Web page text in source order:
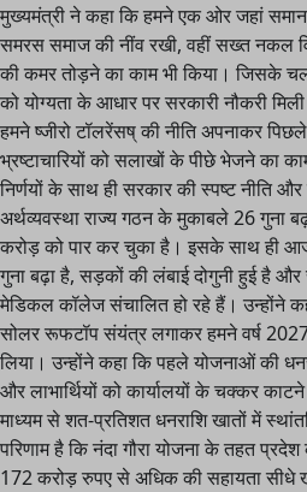
मुख्यमंत्री ने कहा कि हमने एक ओर जहां
समरस समाज की नींव रखी, वहीं सख्त नकल
की कमर तोड़ने का काम भी किया। जिसके
को योग्यता के आधार पर सरकारी नौकरी
हमने ष्जीरो टॉलरेंसष् की नीति अपनाकर
भ्रष्टाचारियों को सलाखों के पीछे भेजने का
निर्णयों के साथ ही सरकार की स्पष्ट नीति
अर्थव्यवस्था राज्य गठन के मुकाबले 26 गुना
करोड़ को पार कर चुका है। इसके साथ ही आज
गुना बढ़ा है, सड़कों की लंबाई दोगुनी हुई है
मेडिकल कॉलेज संचालित हो रहे हैं। उन्होंने
सोलर रूफटॉप संयंत्र लगाकर हमने वर्ष
लिया। उन्होंने कहा कि पहले योजनाओं की
और लाभार्थियों को कार्यालयों के चक्कर
माध्यम से शत-प्रतिशत धनराशि खातों में
परिणाम है कि नंदा गौरा योजना के तहत
172 करोड़ रुपए से अधिक की सहायता सीधे